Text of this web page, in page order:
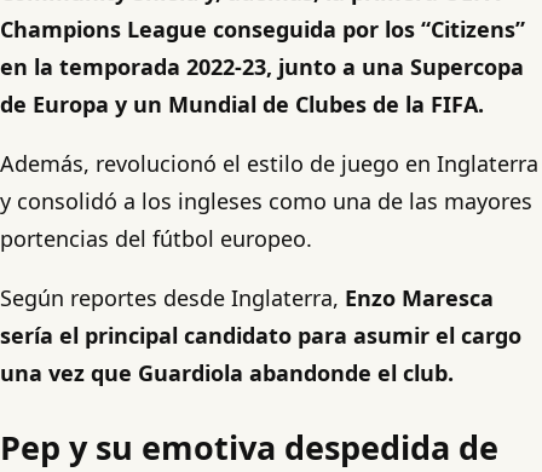
Champions League conseguida por los “Citizens”
en la temporada 2022-23, junto a una Supercopa
de Europa y un Mundial de Clubes de la FIFA.
Además, revolucionó el estilo de juego en Inglaterra
y consolidó a los ingleses como una de las mayores
portencias del fútbol europeo.
Según reportes desde Inglaterra, Enzo Maresca
sería el principal candidato para asumir el cargo
una vez que Guardiola abandonde el club.
Pep y su emotiva despedida de